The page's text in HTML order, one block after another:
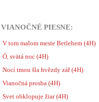
VIANOČNÉ PIESNE:
V tom malom meste Betlehem (4H)
Ó, svätá noc (4H)
Nocí tmou šla hvězdy zář (4H)
Vianočná prosba (4H)
Svet obklopuje žiar (4H)